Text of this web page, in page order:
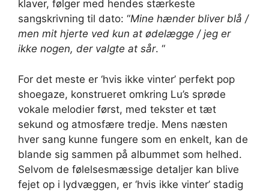
klaver, følger med hendes stærkeste
sangskrivning til dato: “Mine hænder bliver blå /
men mit hjerte ved kun at ødelægge / jeg er
ikke nogen, der valgte at sår. “
For det meste er ‘hvis ikke vinter’ perfekt pop
shoegaze, konstrueret omkring Lu’s sprøde
vokale melodier først, med tekster et tæt
sekund og atmosfære tredje. Mens næsten
hver sang kunne fungere som en enkelt, kan de
blande sig sammen på albummet som helhed.
Selvom de følelsesmæssige detaljer kan blive
fejet op i lydvæggen, er ‘hvis ikke vinter’ stadig